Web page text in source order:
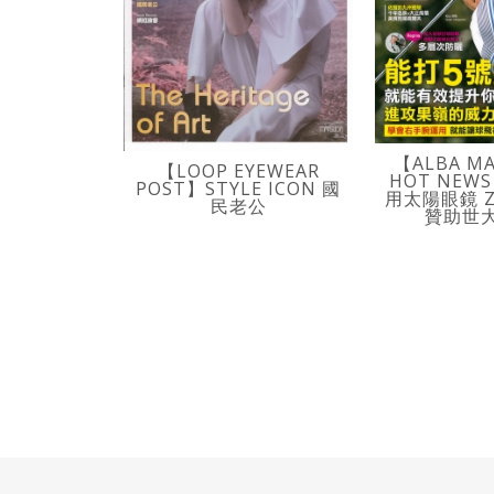
【LOOP EYEWEAR
POST】STYLE ICON 國
民老公
【ALBA
HOT
用太陽眼鏡
贊助世